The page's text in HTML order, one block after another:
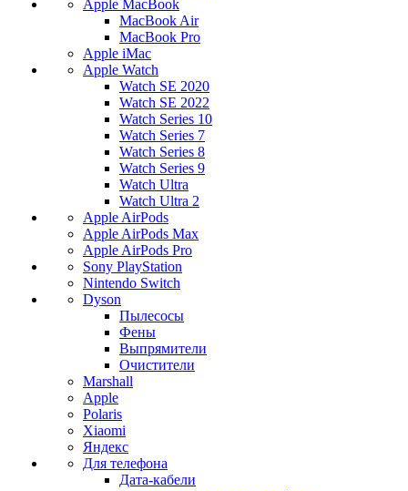
Apple MacBook
MacBook Air
MacBook Pro
Apple iMac
Apple Watch
Watch SE 2020
Watch SE 2022
Watch Series 10
Watch Series 7
Watch Series 8
Watch Series 9
Watch Ultra
Watch Ultra 2
Apple AirPods
Apple AirPods Max
Apple AirPods Pro
Sony PlayStation
Nintendo Switch
Dyson
Пылесосы
Фены
Выпрямители
Очистители
Marshall
Apple
Polaris
Xiaomi
Яндекс
Для телефона
Дата-кабели